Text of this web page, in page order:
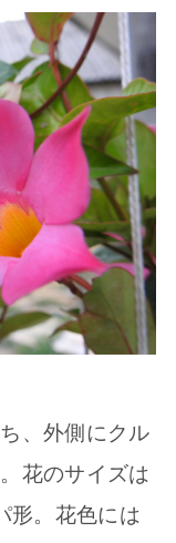
、外側にクル
花のサイズは
形。花色には